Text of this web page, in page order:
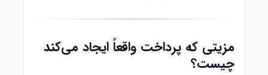
مزیتی که پرداخت واقعاً ایجاد می‌کند
چیست؟